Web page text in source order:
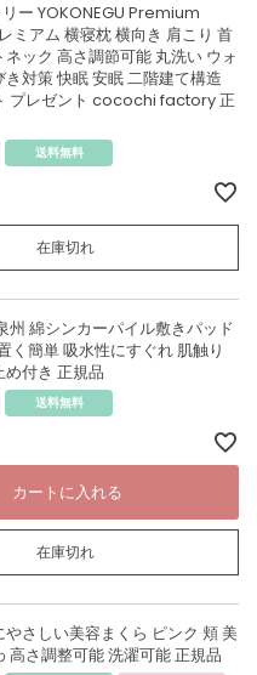
ー YOKONEGU Premium
ミアム 横寝枕 横向き 肩こり 首
ック 高さ調節可能 丸洗い ウォ
き対策 快眠 安眠 二階建て構造
プレゼント cocochi factory 正
送料無料
在庫切れ
州 綿シンカーパイル敷きパッド
く簡単 吸水性にすぐれ 肌触り
付き 正規品
送料無料
カートに入れる
在庫切れ
やさしい美容まくら ピンク 頬 美
高さ調整可能 洗濯可能 正規品